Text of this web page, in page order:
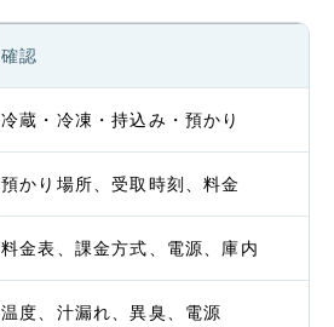
確認
冷蔵・冷凍・持込み・預かり
預かり場所、受取時刻、料金
料金表、課金方式、電源、庫内
温度、汁漏れ、異臭、電源